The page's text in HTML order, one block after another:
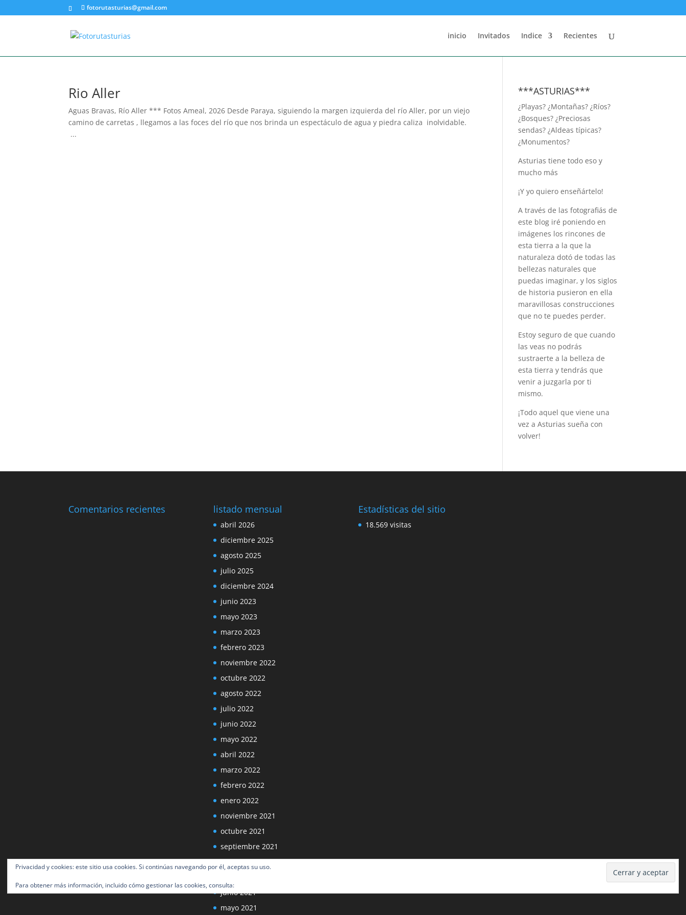
fotorutasturias@gmail.com
inicio Invitados Indice Recientes
Rio Aller
Aguas Bravas, Río Aller *** Fotos Ameal, 2026 Desde Paraya, siguiendo la margen izquierda del río Aller, por un viejo
camino de carretas , llegamos a las foces del río que nos brinda un espectáculo de agua y piedra caliza inolvidable.
...
***ASTURIAS***
¿Playas? ¿Montañas? ¿Ríos?
¿Bosques? ¿Preciosas
sendas? ¿Aldeas típicas?
¿Monumentos?
Asturias tiene todo eso y
mucho más
¡Y yo quiero enseñártelo!
A través de las fotografiás de
este blog iré poniendo en
imágenes los rincones de
esta tierra a la que la
naturaleza dotó de todas las
bellezas naturales que
puedas imaginar, y los siglos
de historia pusieron en ella
maravillosas construcciones
que no te puedes perder.
Estoy seguro de que cuando
las veas no podrás
sustraerte a la belleza de
esta tierra y tendrás que
venir a juzgarla por ti
mismo.
¡Todo aquel que viene una
vez a Asturias sueña con
volver!
Comentarios recientes
Privacidad y cookies: este sitio usa cookies. Si continúas navegando por él, aceptas su uso.
Para obtener más información, incluido cómo gestionar las cookies, consulta:
listado mensual
abril 2026
diciembre 2025
agosto 2025
julio 2025
diciembre 2024
junio 2023
mayo 2023
marzo 2023
febrero 2023
noviembre 2022
octubre 2022
agosto 2022
julio 2022
junio 2022
mayo 2022
abril 2022
marzo 2022
febrero 2022
enero 2022
noviembre 2021
octubre 2021
septiembre 2021
agosto 2021
junio 2021
mayo 2021
Estadísticas del sitio
18.569 visitas